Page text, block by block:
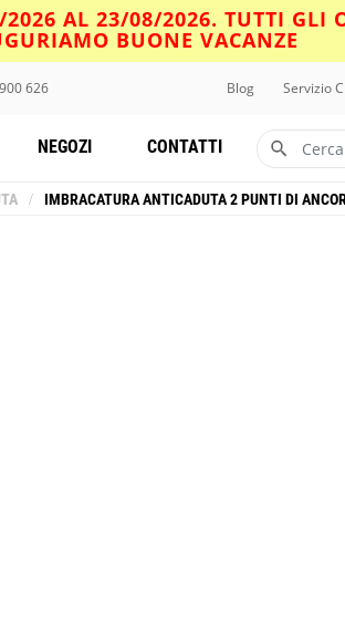
2026 AL 23/08/2026. TUTTI GLI
BUONE VACANZE
626 Blog Servizio
NEGOZI CONTATTI
/ IMBRACATURA ANTICADUTA 2 PUNTI DI